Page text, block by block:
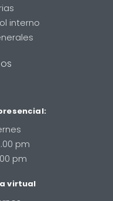
interno
pm
pm
virtual